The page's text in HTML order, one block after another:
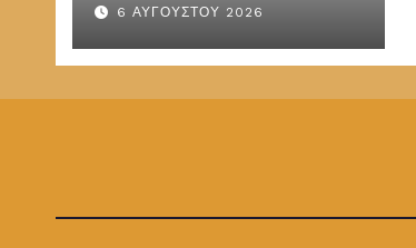
6 ΑΥΓΟΎΣΤΟΥ 2026